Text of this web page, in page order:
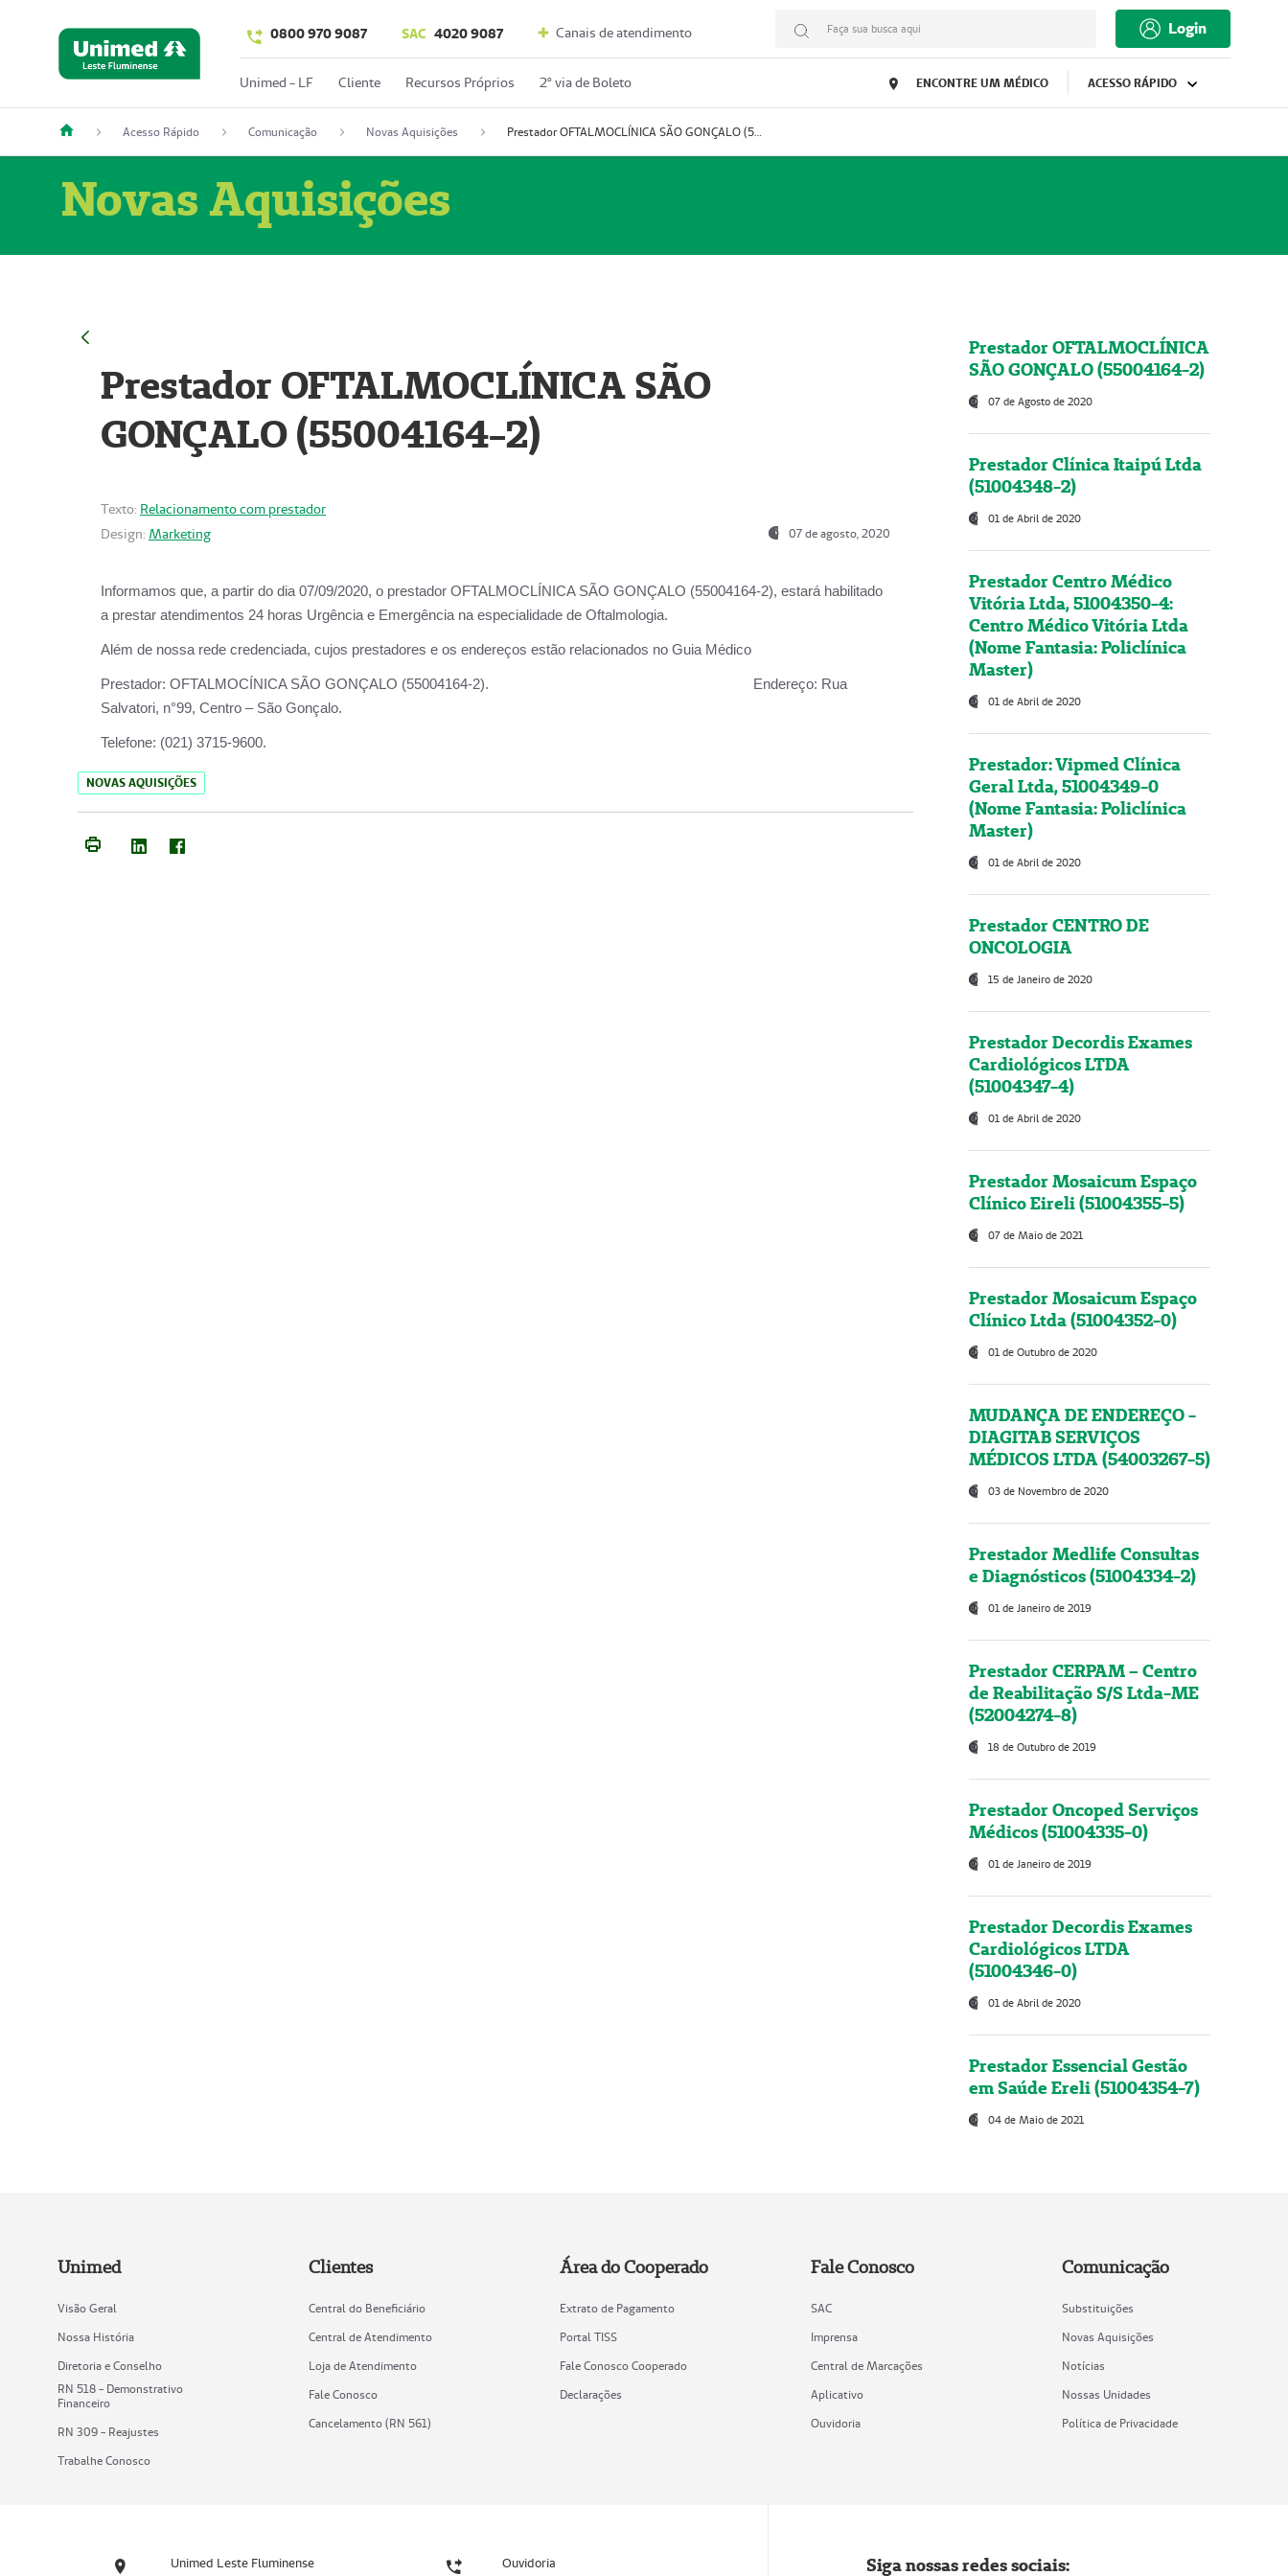
0800 970 9087 SAC 4020 9087 Canais de atendimento Faça sua busca aqui Login
Unimed - LF Cliente Recursos Próprios 2º via de Boleto ENCONTRE UM MÉDICO ACESSO RÁPIDO
Acesso Rápido Comunicação Novas Aquisições Prestador OFTALMOCLÍNICA SÃO GONÇALO (55004164-2)
Novas Aquisições
Prestador OFTALMOCLÍNICA SÃO
GONÇALO (55004164-2)
Texto: Relacionamento com prestador
Design: Marketing 07 de agosto, 2020
Informamos que, a partir do dia 07/09/2020, o prestador OFTALMOCLÍNICA SÃO GONÇALO (55004164-2), estará habilitado
a prestar atendimentos 24 horas Urgência e Emergência na especialidade de Oftalmologia.
Além de nossa rede credenciada, cujos prestadores e os endereços estão relacionados no Guia Médico
Prestador: OFTALMOCÍNICA SÃO GONÇALO (55004164-2). Endereço: Rua
Salvatori, n°99, Centro – São Gonçalo.
Telefone: (021) 3715-9600.
NOVAS AQUISIÇÕES
Prestador OFTALMOCLÍNICA
SÃO GONÇALO (55004164-2)
07 de Agosto de 2020
Prestador Clínica Itaipú Ltda
(51004348-2)
01 de Abril de 2020
Prestador Centro Médico
Vitória Ltda, 51004350-4:
Centro Médico Vitória Ltda
(Nome Fantasia: Policlínica
Master)
01 de Abril de 2020
Prestador: Vipmed Clínica
Geral Ltda, 51004349-0
(Nome Fantasia: Policlínica
Master)
01 de Abril de 2020
Prestador CENTRO DE
ONCOLOGIA
15 de Janeiro de 2020
Prestador Decordis Exames
Cardiológicos LTDA
(51004347-4)
01 de Abril de 2020
Prestador Mosaicum Espaço
Clínico Eireli (51004355-5)
07 de Maio de 2021
Prestador Mosaicum Espaço
Clínico Ltda (51004352-0)
01 de Outubro de 2020
MUDANÇA DE ENDEREÇO -
DIAGITAB SERVIÇOS
MÉDICOS LTDA (54003267-5)
03 de Novembro de 2020
Prestador Medlife Consultas
e Diagnósticos (51004334-2)
01 de Janeiro de 2019
Prestador CERPAM – Centro
de Reabilitação S/S Ltda-ME
(52004274-8)
18 de Outubro de 2019
Prestador Oncoped Serviços
Médicos (51004335-0)
01 de Janeiro de 2019
Prestador Decordis Exames
Cardiológicos LTDA
(51004346-0)
01 de Abril de 2020
Prestador Essencial Gestão
em Saúde Ereli (51004354-7)
04 de Maio de 2021
Unimed
Visão Geral
Nossa História
Diretoria e Conselho
RN 518 - Demonstrativo
Financeiro
RN 309 - Reajustes
Trabalhe Conosco
Clientes
Central do Beneficiário
Central de Atendimento
Loja de Atendimento
Fale Conosco
Cancelamento (RN 561)
Área do Cooperado
Extrato de Pagamento
Portal TISS
Fale Conosco Cooperado
Declarações
Fale Conosco
SAC
Imprensa
Central de Marcações
Aplicativo
Ouvidoria
Comunicação
Substituições
Novas Aquisições
Notícias
Nossas Unidades
Política de Privacidade
Unimed Leste Fluminense Ouvidoria Siga nossas redes sociais: